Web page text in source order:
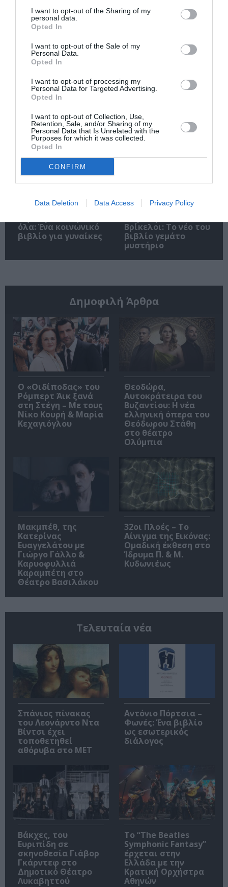
I want to opt-out of the Sharing of my
personal data.
Opted In
I want to opt-out of the Sale of my
Personal Data.
Opted In
I want to opt-out of processing my
Personal Data for Targeted Advertising.
Opted In
I want to opt-out of Collection, Use,
Retention, Sale, and/or Sharing of my
Personal Data that Is Unrelated with the
Purposes for which it was collected.
Opted In
CONFIRM
Data Deletion Data Access Privacy Policy
Σχετικά Άρθρα
Αντόνιο Πόρτσια –
ως εσωτερικός
διάλογος
Φιλίπ Κολλέν – Ο
Ένα κοινωνικό
ιστορικό βιβλίο
Ελένη Μπουκαούρη
όλα: Ένα κοινωνικό
βιβλίο για γυναίκες
Γιώργος
Βρίκελοι: Το νέο του
βιβλίο γεμάτο
μυστήριο
Δημοφιλή Άρθρα
O «Οιδίποδας» του
Ρόμπερτ Άικ ξανά
στη Στέγη – Με τους
Νίκο Κουρή & Μαρία
Κεχαγιόγλου
Θεοδώρα,
Αυτοκράτειρα του
Βυζαντίου: Η νέα
ελληνική όπερα του
Θεόδωρου Στάθη
στο θέατρο
Ολύμπια
Μακμπέθ, της
Κατερίνας
Ευαγγελάτου με
Γιώργο Γάλλο &
Καρυοφυλλιά
Καραμπέτη στο
Θέατρο Βασιλάκου
32οι Πλοές – Το
Αίνιγμα της Εικόνας:
Ομαδική έκθεση στο
Ίδρυμα Π. & Μ.
Κυδωνιέως
Τελευταία νέα
Σπάνιος πίνακας
του Λεονάρντο Ντα
Βίντσι έχει
τοποθετηθεί
αθόρυβα στο MET
Αντόνιο Πόρτσια –
Φωνές: Ένα βιβλίο
ως εσωτερικός
διάλογος
Βάκχες, του
Ευριπίδη σε
σκηνοθεσία Γιάβορ
Γκάρντεφ στο
Δημοτικό Θέατρο
Λυκαβηττού
Το “The Beatles
Symphonic Fantasy”
έρχεται στην
Ελλάδα με την
Κρατική Ορχήστρα
Αθηνών